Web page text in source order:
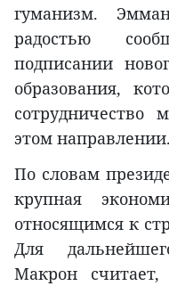
гуманизм.
радостью
подписании
образования,
этом направлении.
По словам
крупная
относящимся к
Для
Макрон считает,